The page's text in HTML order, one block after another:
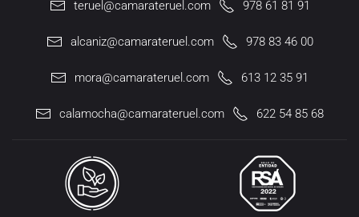
teruel@camarateruel.com 978 61 81 91
alcaniz@camarateruel.com 978 83 46 00
mora@camarateruel.com 613 12 35 91
calamocha@camarateruel.com 622 54 85 68